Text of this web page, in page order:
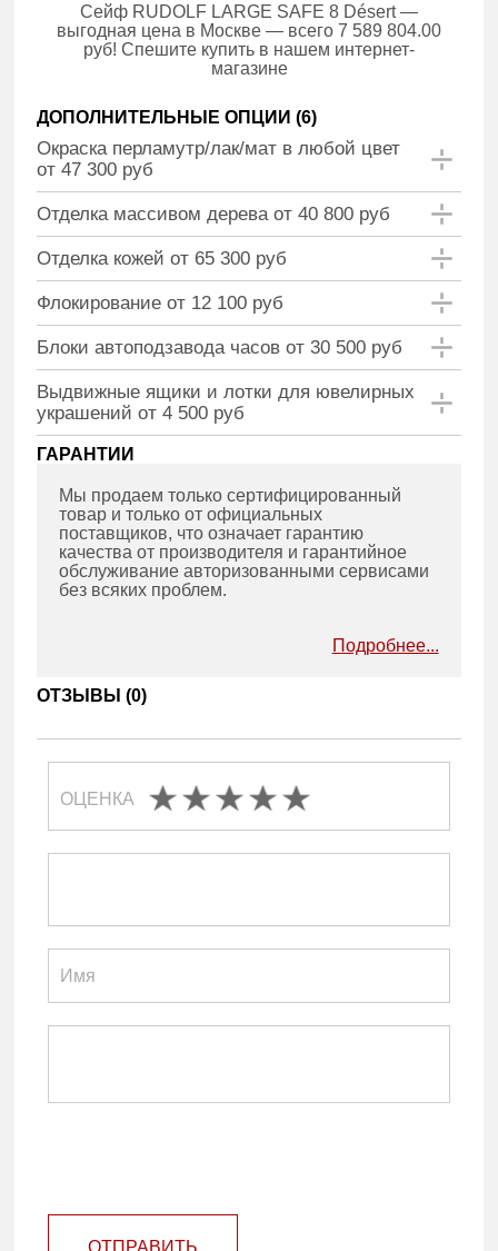
Сейф RUDOLF LARGE SAFE 8 Désert —
выгодная цена в Москве — всего 7 589 804.00
руб! Спешите купить в нашем интернет-
магазине
ДОПОЛНИТЕЛЬНЫЕ ОПЦИИ (6)
Окраска перламутр/лак/мат в любой цвет
от 47 300 руб
Отделка массивом дерева от 40 800 руб
Отделка кожей от 65 300 руб
Флокирование от 12 100 руб
Блоки автоподзавода часов от 30 500 руб
Выдвижные ящики и лотки для ювелирных
украшений от 4 500 руб
ГАРАНТИИ
Мы продаем только сертифицированный
товар и только от официальных
поставщиков, что означает гарантию
качества от производителя и гарантийное
обслуживание авторизованными сервисами
без всяких проблем.
Подробнее...
ОТЗЫВЫ (0)
ОЦЕНКА
ОТПРАВИТЬ